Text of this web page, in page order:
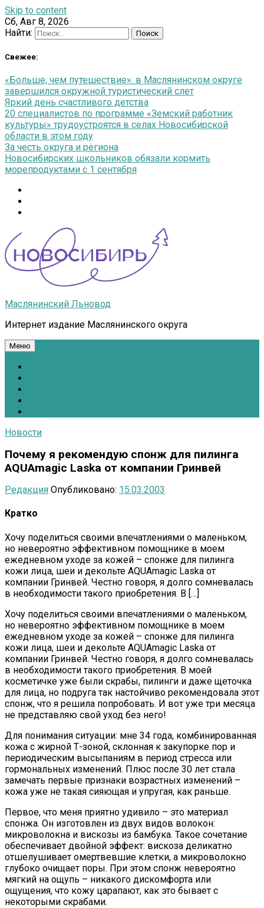
Skip to content
Сб, Авг 8, 2026
Найти:
Свежее:
«Больше, чем путешествие»: в Маслянинском округе
завершился окружной туристический слет
Яркий день счастливого детства
20 специалистов по программе «Земский работник
культуры» трудоустроятся в селах Новосибирской
области в этом году
За честь округа и региона
Новосибирских школьников обязали кормить
морепродуктами с 1 сентября
Маслянинский Льновод
Интернет издание Маслянинского округа
Меню
Новости
Почему я рекомендую спонж для пилинга
AQUAmagic Laska от компании Гринвей
Редакция Опубликовано: 15.03.2003
Кратко
Хочу поделиться своими впечатлениями о маленьком,
но невероятно эффективном помощнике в моем
ежедневном уходе за кожей – спонже для пилинга
кожи лица, шеи и декольте AQUAmagic Laska от
компании Гринвей. Честно говоря, я долго сомневалась
в необходимости такого приобретения. В […]
Хочу поделиться своими впечатлениями о маленьком,
но невероятно эффективном помощнике в моем
ежедневном уходе за кожей – спонже для пилинга
кожи лица, шеи и декольте AQUAmagic Laska от
компании Гринвей. Честно говоря, я долго сомневалась
в необходимости такого приобретения. В моей
косметичке уже были скрабы, пилинги и даже щеточка
для лица, но подруга так настойчиво рекомендовала этот
спонж, что я решила попробовать. И вот уже три месяца
не представляю свой уход без него!
Для понимания ситуации: мне 34 года, комбинированная
кожа с жирной Т-зоной, склонная к закупорке пор и
периодическим высыпаниям в период стресса или
гормональных изменений. Плюс после 30 лет стала
замечать первые признаки возрастных изменений –
кожа уже не такая сияющая и упругая, как раньше.
Первое, что меня приятно удивило – это материал
спонжа. Он изготовлен из двух видов волокон:
микроволокна и вискозы из бамбука. Такое сочетание
обеспечивает двойной эффект: вискоза деликатно
отшелушивает омертвевшие клетки, а микроволокно
глубоко очищает поры. При этом спонж невероятно
мягкий на ощупь – никакого дискомфорта или
ощущения, что кожу царапают, как это бывает с
некоторыми скрабами.